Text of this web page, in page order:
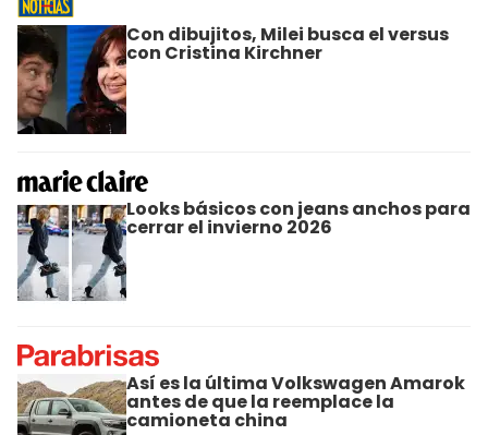
Con dibujitos, Milei busca el versus
con Cristina Kirchner
Looks básicos con jeans anchos para
cerrar el invierno 2026
Así es la última Volkswagen Amarok
antes de que la reemplace la
camioneta china